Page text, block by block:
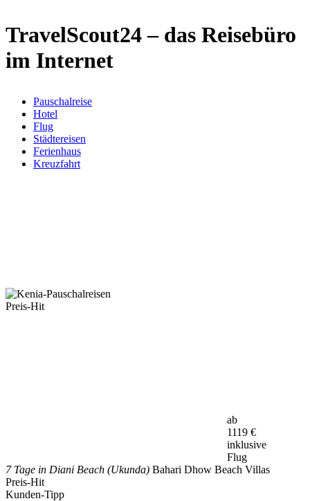
TravelScout24 – das Reisebüro
im Internet
Pauschalreise
Hotel
Flug
Städtereisen
Ferienhaus
Kreuzfahrt
Preis-Hit
ab
1119 €
inklusive
Flug
7 Tage in Diani Beach (Ukunda) Bahari Dhow Beach Villas
Preis-Hit
Kunden-Tipp